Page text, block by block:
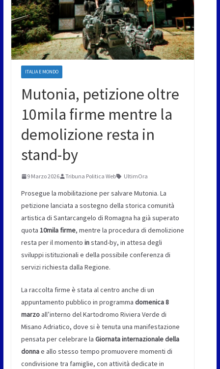
ITALIA E MONDO
Mutonia, petizione oltre
10mila firme mentre la
demolizione resta in
stand-by
9 Marzo 2026 Tribuna Politica Web UltimOra
Prosegue la mobilitazione per salvare Mutonia. La
petizione lanciata a sostegno della storica comunità
artistica di Santarcangelo di Romagna ha già superato
quota 10mila firme, mentre la procedura di demolizione
resta per il momento instand-by, in attesa degli
sviluppi istituzionali e della possibile conferenza di
servizi richiesta dalla Regione.
La raccolta firme è stata al centro anche di un
appuntamento pubblico in programma domenica 8
marzoall’interno del Kartodromo Riviera Verde di
Misano Adriatico, dove si è tenuta una manifestazione
pensata per celebrare la Giornata internazionale della
donnae allo stesso tempo promuovere momenti di
condivisione tra famiglie, con attività dedicate in